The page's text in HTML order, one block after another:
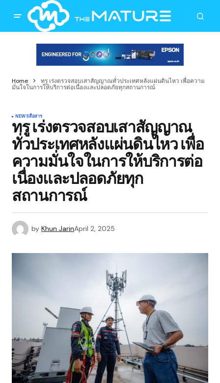
Home
ทรู เร่งตรวจสอบเสาสัญญาณทั่วประเทศหลังแผ่นดินไหว เพื่อความ
มั่นใจในการให้บริการต่อเนื่องและปลอดภัยทุกสถานการณ์
NEWSสื่อสาร
ทรู เร่งตรวจสอบเสาสัญญาณ
ทั่วประเทศหลังแผ่นดินไหว เพื่อ
ความมั่นใจในการให้บริการต่อ
เนื่องและปลอดภัยทุก
สถานการณ์
by Khun JarinApril 2, 2025